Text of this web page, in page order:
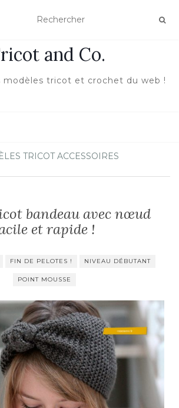
LA NAVIGATION
and Co.
modèles tricot et crochet du web !
TRICOT ACCESSOIRES
bandeau avec nœud
et rapide !
FIN DE PELOTES ! NIVEAU DÉBUTANT
POINT MOUSSE